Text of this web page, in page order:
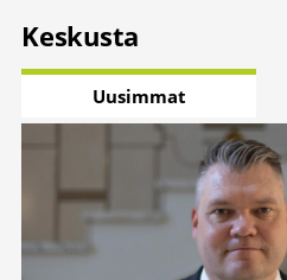
Keskusta
Uusimmat